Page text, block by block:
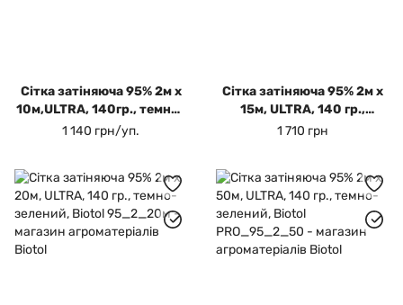
Сітка затіняюча 95% 2м х
10м,ULTRA, 140гр., темно-
зелений, Biotol
1 140 грн/уп.
Сітка затіняюча 95% 2м х
15м, ULTRA, 140 гр.,
темно-зелений, Biotol
1 710 грн